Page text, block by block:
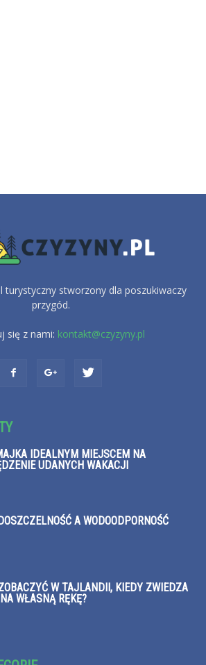
turystyczny stworzony dla poszukiwaczy
przygód.
się z nami: kontakt@czyzyny.pl
IDEALNYM MIEJSCEM NA
UDANYCH WAKACJI
A WODOODPORNOŚĆ
W TAJLANDII, KIEDY ZWIEDZA
WŁASNĄ RĘKĘ?